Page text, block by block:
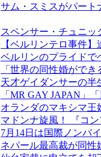
サム・スミスがパート
スペンサー・チュニ
【ベルリンテロ事件
ベルリンのプライドで
「世界の同性婚がで
天才ゲイダンサーの半
「MR GAY JAPAN」
オランダのマキシマ王
マドンナ旋風！ 『コ
7月14日は国際ノンバ
ネパール最高裁が同性